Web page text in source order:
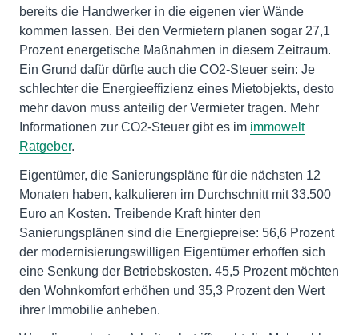
bereits die Handwerker in die eigenen vier Wände
kommen lassen. Bei den Vermietern planen sogar 27,1
Prozent energetische Maßnahmen in diesem Zeitraum.
Ein Grund dafür dürfte auch die CO2-Steuer sein: Je
schlechter die Energieeffizienz eines Mietobjekts, desto
mehr davon muss anteilig der Vermieter tragen. Mehr
Informationen zur CO2-Steuer gibt es im immowelt
Ratgeber.
Eigentümer, die Sanierungspläne für die nächsten 12
Monaten haben, kalkulieren im Durchschnitt mit 33.500
Euro an Kosten. Treibende Kraft hinter den
Sanierungsplänen sind die Energiepreise: 56,6 Prozent
der modernisierungswilligen Eigentümer erhoffen sich
eine Senkung der Betriebskosten. 45,5 Prozent möchten
den Wohnkomfort erhöhen und 35,3 Prozent den Wert
ihrer Immobilie anheben.